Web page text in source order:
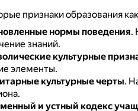
признаки образования
нормы поведения.
знаний.
культурные
элементы.
культурные черты.
и устный кодекс